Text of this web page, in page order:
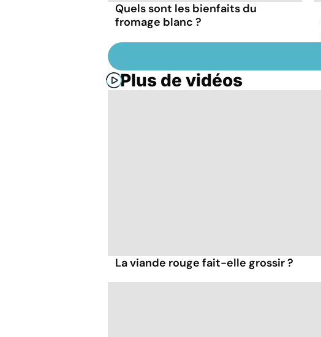
Quels sont les bienfaits du
fromage blanc ?
Plus de vidéos
La viande rouge fait-elle grossir ?